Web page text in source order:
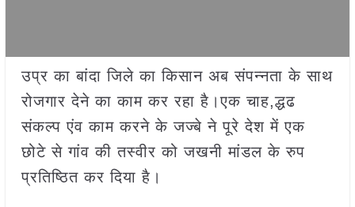
उप्र का बांदा जिले का किसान अब संपन्नता के साथ
रोजगार देने का काम कर रहा है।एक चाह,द्धढ
संकल्प एंव काम करने के जज्बे ने पूरे देश में एक
छोटे से गांव की तस्वीर को जखनी मांडल के रुप
प्रतिष्ठित कर दिया है।